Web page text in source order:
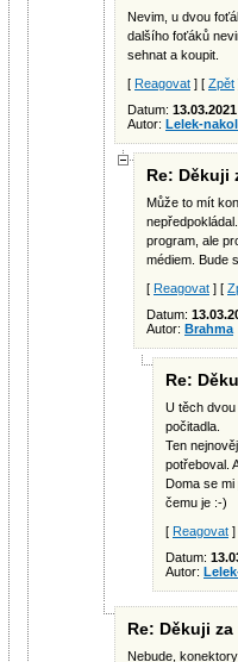
Nevim, u dvou
dalšího foťáků
sehnat a koupit.
[ Reagovat ] [ Zpět
Datum: 13.03.2021
Autor: Lelek-
Re: Děkuji
Může to mít
program, ale
médiem. Bude
[ Reagovat ] [
Datum:
Autor: Brahma
Re:
U těch
počitadla.
Ten
potřeboval.
Doma se
čemu je :-)
[ Reagovat ]
Datum:
Autor:
Re: Děkuji
Nebude,